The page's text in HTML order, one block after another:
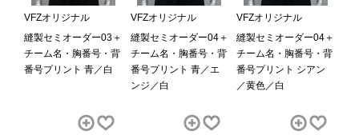
VFZオリジナル
縫製セミオーダー03＋
チーム名・胸番号・背
番号プリント 青／白
VFZオリジナル
縫製セミオーダー04＋
チーム名・胸番号・背
番号プリント 青／エ
ンジ／白
VFZオリジナル
縫製セミオーダー04＋
チーム名・胸番号・背
番号プリント シアン
／黄色／白